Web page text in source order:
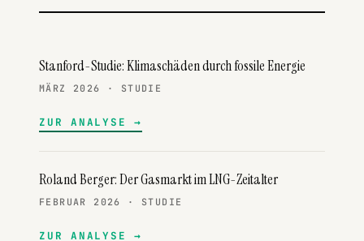
Stanford-Studie: Klimaschäden durch fossile Energie
MÄRZ 2026 · STUDIE
ZUR ANALYSE
Roland Berger: Der Gasmarkt im LNG-Zeitalter
FEBRUAR 2026 · STUDIE
ZUR ANALYSE